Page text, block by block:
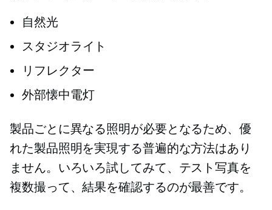
自然光
スタジオライト
リフレクター
外部懐中電灯
製品ごとに異なる照明が必要となるため、優
れた製品照明を実現する普遍的な方法はあり
ません。いろいろ試してみて、テスト写真を
複数撮って、結果を確認するのが最善です。